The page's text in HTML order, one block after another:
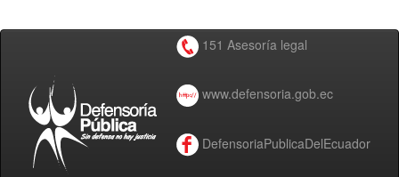
151 Asesoría legal
www.defensoria.gob.ec
DefensoriaPublicaDelEcuador